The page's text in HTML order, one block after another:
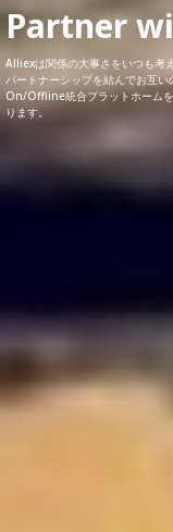
Partner
Alliexは関係の大事さをいつも考え
パートナーシップを結んでお互い
On/Offline統合プラットホーム
ります。